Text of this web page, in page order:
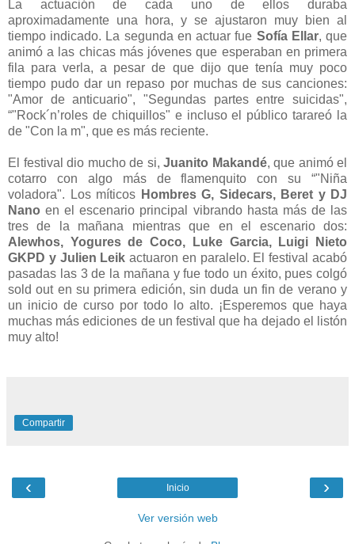
La actuación de cada uno de ellos duraba
aproximadamente una hora, y se ajustaron muy bien al
tiempo indicado. La segunda en actuar fue Sofía Ellar, que
animó a las chicas más jóvenes que esperaban en primera
fila para verla, a pesar de que dijo que tenía muy poco
tiempo pudo dar un repaso por muchas de sus canciones:
"Amor de anticuario", "Segundas partes entre suicidas",
“"Rock´n’roles de chiquillos" e incluso el público tarareó la
de "Con la m", que es más reciente.
El festival dio mucho de si, Juanito Makandé, que animó el
cotarro con algo más de flamenquito con su “"Niña
voladora". Los míticos Hombres G, Sidecars, Beret y DJ
Nano en el escenario principal vibrando hasta más de las
tres de la mañana mientras que en el escenario dos:
Alewhos, Yogures de Coco, Luke Garcia, Luigi Nieto
GKPD y Julien Leikactuaron en paralelo. El festival acabó
pasadas las 3 de la mañana y fue todo un éxito, pues colgó
sold out en su primera edición, sin duda un fin de verano y
un inicio de curso por todo lo alto. ¡Esperemos que haya
muchas más ediciones de un festival que ha dejado el listón
muy alto!
Compartir
‹ ›
Inicio
Ver versión web